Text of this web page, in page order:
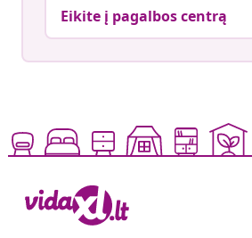
Eikite į pagalbos centrą